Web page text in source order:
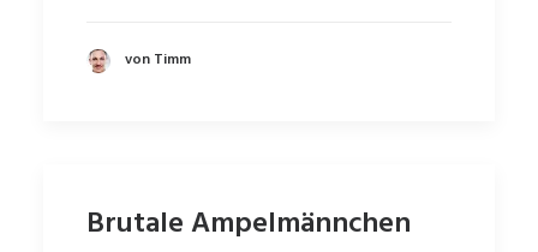
von Timm
Brutale Ampelmännchen